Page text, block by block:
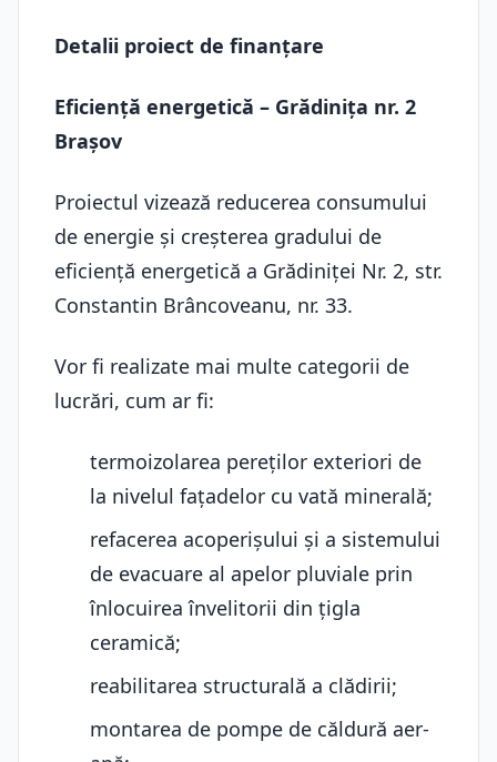
Detalii proiect de finanțare
Eficiență energetică – Grădinița nr. 2
Brașov
Proiectul vizează reducerea consumului
de energie și creșterea gradului de
eficiență energetică a Grădiniței Nr. 2, str.
Constantin Brâncoveanu, nr. 33.
Vor fi realizate mai multe categorii de
lucrări, cum ar fi:
termoizolarea pereților exteriori de
la nivelul fațadelor cu vată minerală;
refacerea acoperișului și a sistemului
de evacuare al apelor pluviale prin
înlocuirea învelitorii din țigla
ceramică;
reabilitarea structurală a clădirii;
montarea de pompe de căldură aer-